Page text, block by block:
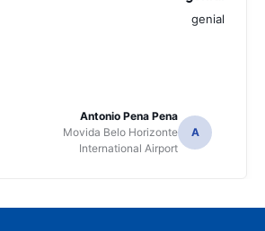
genial
A
Antonio Pena Pena
Movida Belo Horizonte
International Airport